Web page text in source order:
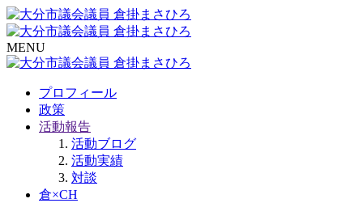
MENU
プロフィール
政策
活動報告
活動ブログ
活動実績
対談
倉×CH